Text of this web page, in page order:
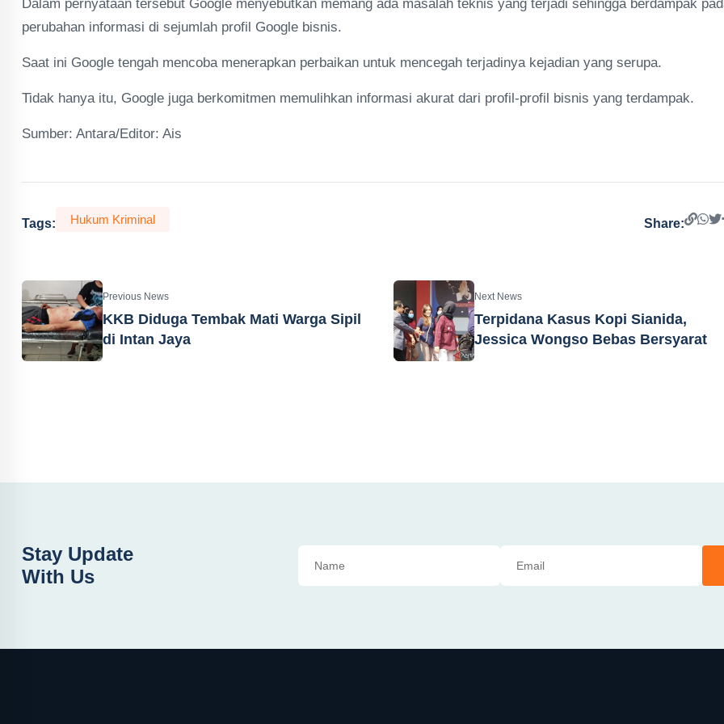
Dalam pernyataan tersebut Google menyebutkan memang ada masalah teknis yang terjadi sehingga berdampak
perubahan informasi di sejumlah profil Google bisnis.
Saat ini Google tengah mencoba menerapkan perbaikan untuk mencegah terjadinya kejadian yang serupa.
Tidak hanya itu, Google juga berkomitmen memulihkan informasi akurat dari profil-profil bisnis yang terdampak.
Sumber: Antara/Editor: Ais
Tags: Hukum Kriminal Share:
Previous News
KKB Diduga Tembak Mati Warga Sipil
di Intan Jaya
Next News
Terpidana Kasus Kopi Sianida,
Jessica Wongso Bebas Bersyarat
Stay Update
With Us